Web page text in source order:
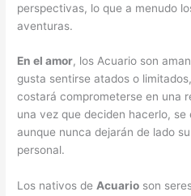
perspectivas, lo que a menudo
aventuras.
En el amor, los Acuario son
gusta sentirse atados o
costará comprometerse en una
una vez que deciden hacerlo,
aunque nunca dejarán de lado
personal.
Los nativos deAcuario son